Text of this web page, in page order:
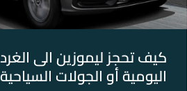
كيف تحجز ليموزين الى
اليومية أو الجولات